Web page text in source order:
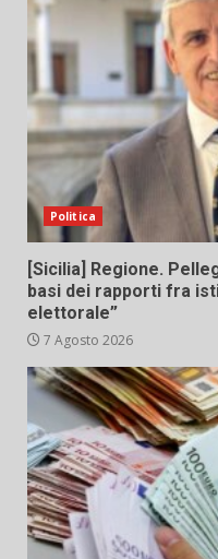
Politica
[Sicilia] Regione.
basi dei rapporti fra
elettorale”
7 Agosto 2026